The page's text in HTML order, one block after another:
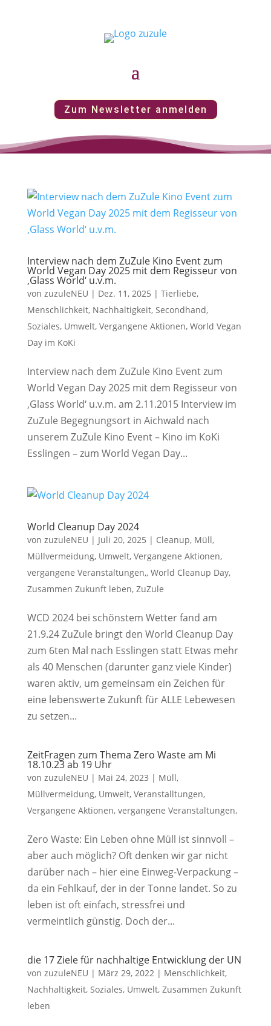
Zum Newsletter anmelden
Interview nach dem ZuZule Kino Event zum
World Vegan Day 2025 mit dem Regisseur von
‚Glass World‘ u.v.m.
von zuzuleNEU | Dez. 11, 2025 | Tierliebe,
Menschlichkeit, Nachhaltigkeit, Secondhand,
Soziales, Umwelt, Vergangene Aktionen, World Vegan
Day im KoKi
Interview nach dem ZuZule Kino Event zum
World Vegan Day 2025 mit dem Regisseur von
‚Glass World‘ u.v.m. am 2.11.2015 Interview im
ZuZule Begegnungsort in Aichwald nach
unserem ZuZule Kino Event – Kino im KoKi
Esslingen – zum World Vegan Day...
World Cleanup Day 2024
von zuzuleNEU | Juli 20, 2025 | Cleanup, Müll,
Müllvermeidung, Umwelt, Vergangene Aktionen,
vergangene Veranstaltungen,, World Cleanup Day,
Zusammen Zukunft leben, ZuZule
WCD 2024 bei schönstem Wetter fand am
21.9.24 ZuZule bringt den World Cleanup Day
zum 6ten Mal nach Esslingen statt Etwas mehr
als 40 Menschen (darunter ganz viele Kinder)
waren aktiv, um gemeinsam ein Zeichen für
eine lebenswerte Zukunft für ALLE Lebewesen
zu setzen...
ZeitFragen zum Thema Zero Waste am Mi
18.10.23 ab 19 Uhr
von zuzuleNEU | Mai 24, 2023 | Müll,
Müllvermeidung, Umwelt, Veranstalltungen,
Vergangene Aktionen, vergangene Veranstaltungen,
Zero Waste: Ein Leben ohne Müll ist sinnvoll –
aber auch möglich? Oft denken wir gar nicht
darüber nach – hier eine Einweg-Verpackung –
da ein Fehlkauf, der in der Tonne landet. So zu
leben ist oft einfach, stressfrei und
vermeintlich günstig. Doch der...
die 17 Ziele für nachhaltige Entwicklung der UN
von zuzuleNEU | März 29, 2022| Menschlichkeit,
Nachhaltigkeit, Soziales, Umwelt, Zusammen Zukunft
leben